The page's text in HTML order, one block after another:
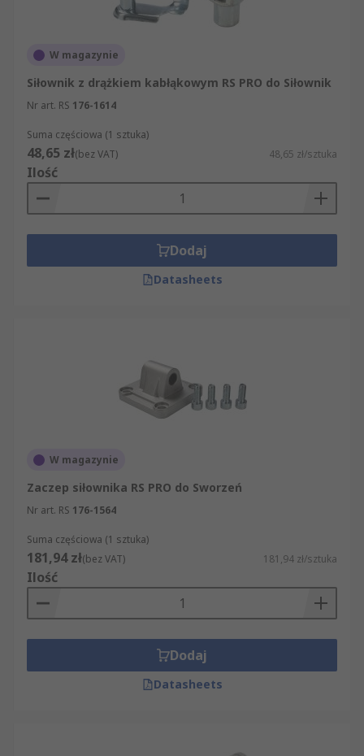
W magazynie
Siłownik z drążkiem kabłąkowym RS PRO do Siłownik
Nr art. RS 176-1614
Suma częściowa (1 sztuka)
48,65 zł(bez VAT) 48,65 zł/sztuka
Ilość
Dodaj
Datasheets
W magazynie
Zaczep siłownika RS PRO do Sworzeń
Nr art. RS 176-1564
Suma częściowa (1 sztuka)
181,94 zł(bez VAT) 181,94 zł/sztuka
Ilość
Dodaj
Datasheets